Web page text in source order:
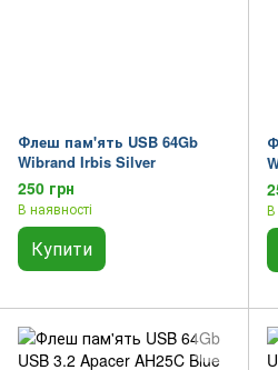
Флеш пам'ять USB 64Gb
Wibrand Irbis Silver
250 грн
В наявності
Купити
В